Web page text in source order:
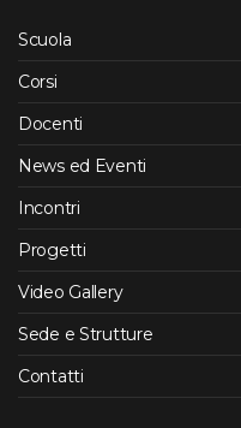
Scuola
Corsi
Docenti
News ed Eventi
Incontri
Progetti
Video Gallery
Sede e Strutture
Contatti